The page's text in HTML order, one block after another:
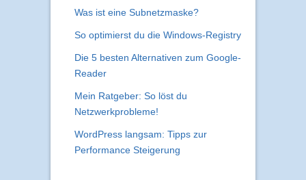
Was ist eine Subnetzmaske?
So optimierst du die Windows-Registry
Die 5 besten Alternativen zum Google-
Reader
Mein Ratgeber: So löst du
Netzwerkprobleme!
WordPress langsam: Tipps zur
Performance Steigerung